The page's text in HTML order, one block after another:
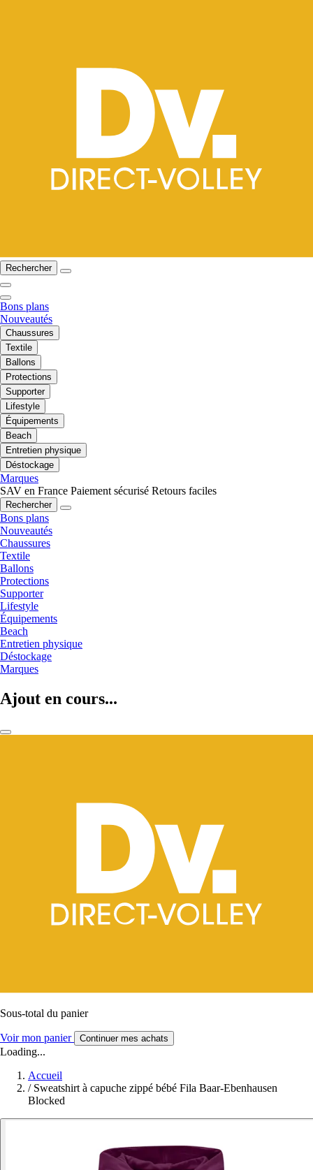
Rechercher
Bons plans
Nouveautés
Chaussures
Textile
Ballons
Protections
Supporter
Lifestyle
Équipements
Beach
Entretien physique
Déstockage
Marques
SAV en France Paiement sécurisé Retours faciles
Rechercher
Bons plans
Nouveautés
Chaussures
Textile
Ballons
Protections
Supporter
Lifestyle
Équipements
Beach
Entretien physique
Déstockage
Marques
Ajout en cours...
Sous-total du panier
Voir mon panier Continuer mes achats
Loading...
Accueil
/ Sweatshirt à capuche zippé bébé Fila Baar-Ebenhausen
Blocked